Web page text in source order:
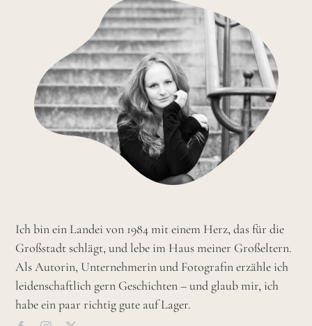
Ich bin ein Landei von 1984 mit einem Herz, das für die
Großstadt schlägt, und lebe im Haus meiner Großeltern.
Als Autorin, Unternehmerin und Fotografin erzähle ich
leidenschaftlich gern Geschichten – und glaub mir, ich
habe ein paar richtig gute auf Lager.